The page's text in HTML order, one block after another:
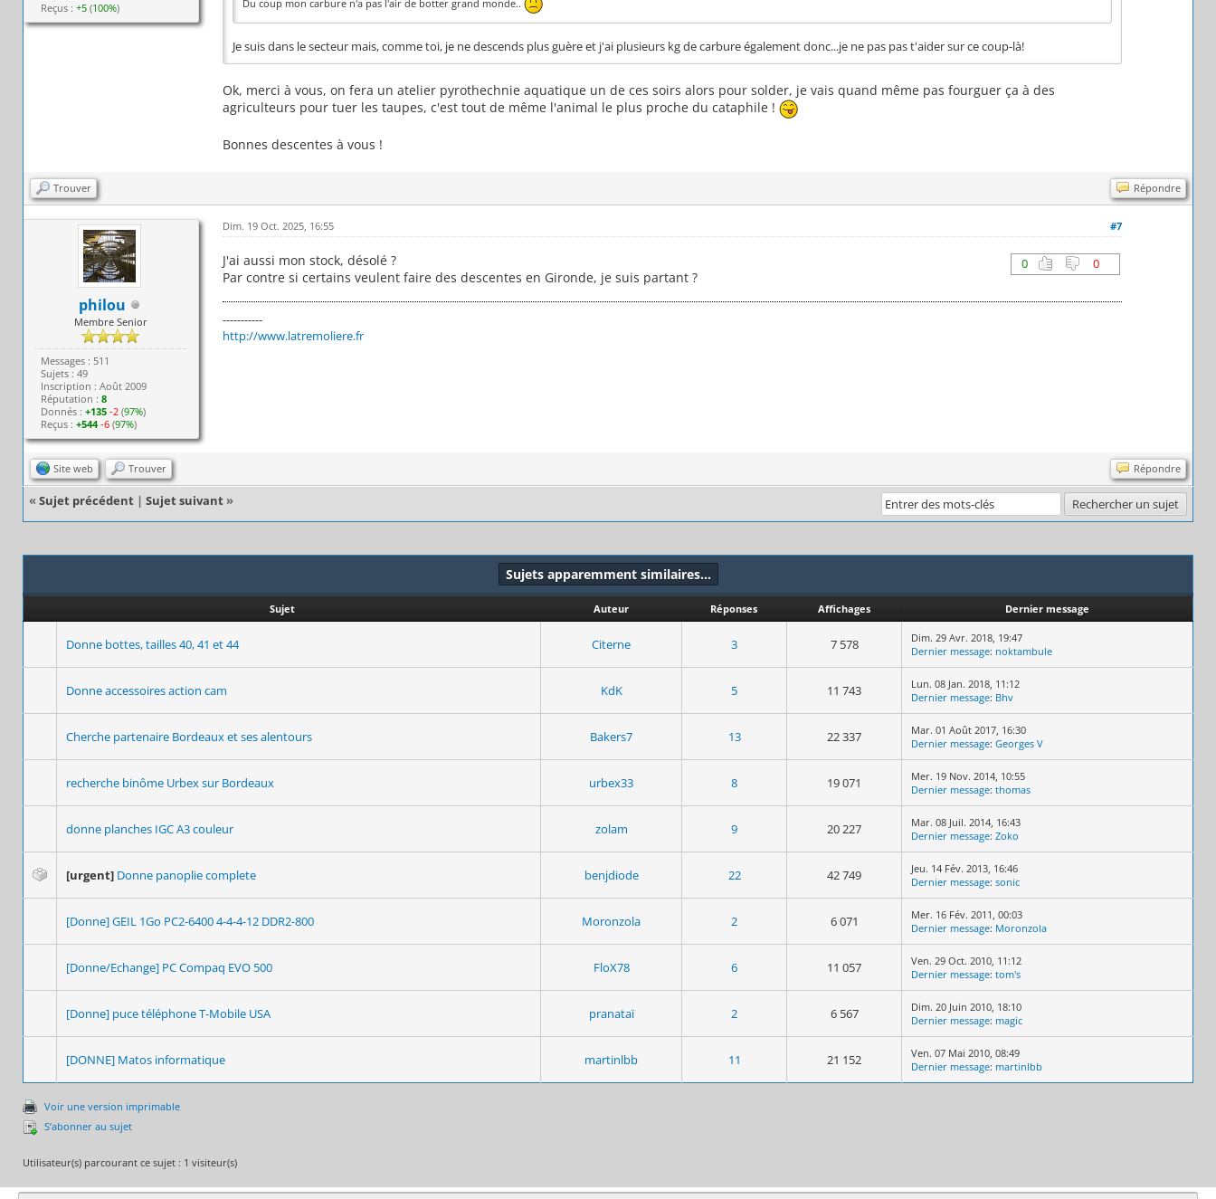
Reçus : +5(100%)
Je suis dans le secteur mais, comme toi, je ne descends plus guère et j'ai plusieurs kg de carbure également donc...je ne pas pas t'aider sur ce coup-là!
Ok, merci à vous, on fera un atelier pyrothechnie aquatique un de ces soirs alors pour solder, je vais quand même pas fourguer ça à des
agriculteurs pour tuer les taupes, c'est tout de même l'animal le plus proche du cataphile !
Bonnes descentes à vous !
Trouver Répondre
philou
Membre Senior
Messages : 511
Sujets : 49
Inscription : Août 2009
Réputation : 8
Donnés : +135 -2(97%)
Reçus : +544 -6(97%)
#7
Dim. 19 Oct. 2025, 16:55
0 0
J'ai aussi mon stock, désolé ?
Par contre si certains veulent faire des descentes en Gironde, je suis partant ?
-----------
http://www.latremoliere.fr
Site web Trouver Répondre
« Sujet précédent | Sujet suivant »
Sujets apparemment similaires…
Sujet Auteur Réponses Affichages Dernier message
Donne bottes, tailles 40, 41 et 44 Citerne 3 7 578
Dim. 29 Avr. 2018, 19:47
Dernier message: noktambule
Donne accessoires action cam KdK 5 11 743
Lun. 08 Jan. 2018, 11:12
Dernier message: Bhv
Cherche partenaire Bordeaux et ses alentours Bakers7 13 22 337
Mar. 01 Août 2017, 16:30
Dernier message: Georges V
recherche binôme Urbex sur Bordeaux urbex33 8 19 071
Mer. 19 Nov. 2014, 10:55
Dernier message: thomas
donne planches IGC A3 couleur zolam 9 20 227
Mar. 08 Juil. 2014, 16:43
Dernier message: Zoko
[urgent] Donne panoplie complete benjdiode 22 42 749
Jeu. 14 Fév. 2013, 16:46
Dernier message: sonic
[Donne] GEIL 1Go PC2-6400 4-4-4-12 DDR2-800 Moronzola 2 6 071
Mer. 16 Fév. 2011, 00:03
Dernier message: Moronzola
[Donne/Echange] PC Compaq EVO 500 FloX78 6 11 057
Ven. 29 Oct. 2010, 11:12
Dernier message: tom's
[Donne] puce téléphone T-Mobile USA pranataï 2 6 567
Dim. 20 Juin 2010, 18:10
Dernier message: magic
[DONNE] Matos informatique martinlbb 11 21 152
Ven. 07 Mai 2010, 08:49
Dernier message: martinlbb
Voir une version imprimable
S’abonner au sujet
Utilisateur(s) parcourant ce sujet : 1 visiteur(s)